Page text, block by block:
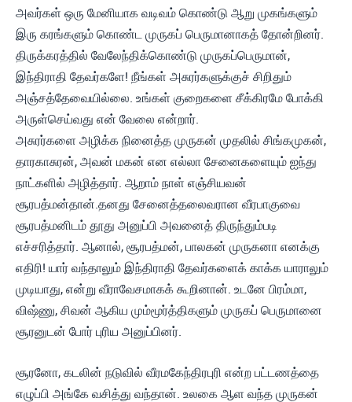
அவர்கள் ஒரு மேனியாக வடிவம் கொண்டு ஆறு முகங்களும்
இரு கரங்களும் கொண்ட முருகப் பெருமானாகத் தோன்றினர்.
திருக்கரத்தில் வேலேந்திக்கொண்டு முருகப்பெருமான்,
இந்திராதி தேவர்களே! நீங்கள் அசுரர்களுக்குச் சிறிதும்
அஞ்சத்தேவையில்லை. உங்கள் குறைகளை சீக்கிரமே போக்கி
அருள்செய்வது என் வேலை என்றார்.
அசுரர்களை அழிக்க நினைத்த முருகன் முதலில் சிங்கமுகன்,
தாரகாசுரன், அவன் மகன் என எல்லா சேனைகளையும் ஐந்து
நாட்களில் அழித்தார். ஆறாம் நாள் எஞ்சியவன்
சூரபத்மன்தான்.தனது சேனைத்தலைவரான வீரபாகுவை
சூரபத்மனிடம் தூது அனுப்பி அவனைத் திருந்தும்படி
எச்சரித்தார். ஆனால், சூரபத்மன், பாலகன் முருகனா எனக்கு
எதிரி! யார் வந்தாலும் இந்திராதி தேவர்களைக் காக்க யாராலும்
முடியாது, என்று வீராவேசமாகக் கூறினான். உடனே பிரம்மா,
விஷ்ணு, சிவன் ஆகிய மும்மூர்த்திகளும் முருகப் பெருமானை
சூரனுடன் போர் புரிய அனுப்பினர்.
சூரனோ, கடலின் நடுவில் வீரமகேந்திரபுரி என்ற பட்டணத்தை
எழுப்பி அங்கே வசித்து வந்தான். உலகை ஆள வந்த முருகன்